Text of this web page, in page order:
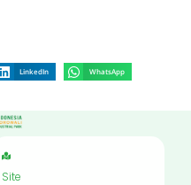
LinkedIn WhatsApp
Site